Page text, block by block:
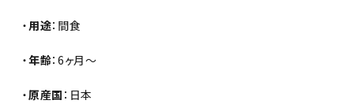
・用途：間食
・年齢：6ヶ月～
・原産国 ：日本